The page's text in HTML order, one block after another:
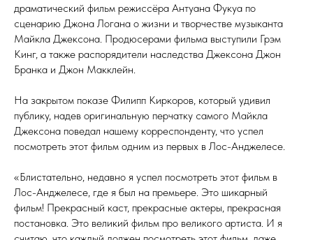
драматический фильм режиссёра Антуана Фукуа по
сценарию Джона Логана о жизни и творчестве музыканта
Майкла Джексона. Продюсерами фильма выступили Грэм
Кинг, а также распорядители наследства Джексона Джон
Бранка и Джон Макклейн.
На закрытом показе Филипп Киркоров, который удивил
публику, надев оригинальную перчатку самого Майкла
Джексона поведал нашему корреспонденту, что успел
посмотреть этот фильм одним из первых в Лос-Анджелесе.
«Блистательно, недавно я успел посмотреть этот фильм в
Лос-Анджелесе, где я был на премьере. Это шикарный
фильм! Прекрасный каст, прекрасные актеры, прекрасная
постановка. Это великий фильм про великого артиста. И я